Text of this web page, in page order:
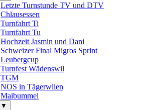
Letzte Turnstunde TV und DTV
Chlausessen
Turnfahrt Ti
Turnfahrt Tu
Hochzeit Jasmin und Dani
Schweizer Final Migros Sprint
Leubergcup
Turnfest Wädenswil
TGM
NOS in Tägerwilen
Maibummel
▼